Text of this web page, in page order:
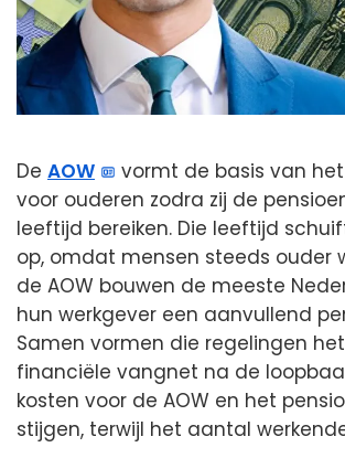
De AOW
vormt de basis van
voor ouderen zodra zij de
leeftijd bereiken. Die leeftijd
op, omdat mensen steeds ouder
de AOW bouwen de meeste
hun werkgever een aanvullend
Samen vormen die regelingen
financiële vangnet na de
kosten voor de AOW en het
stijgen, terwijl het aantal